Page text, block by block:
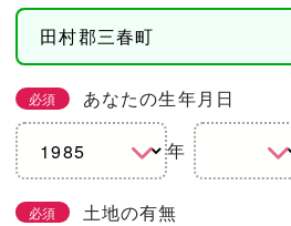
必須 あなたの生年月日
年
必須 土地の有無